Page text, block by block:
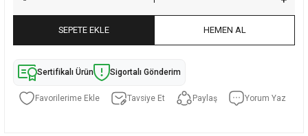
SEPETE EKLE HEMEN AL
Sertifikalı Ürün Sigortalı Gönderim
Tavsiye Et Paylaş Yorum Yaz